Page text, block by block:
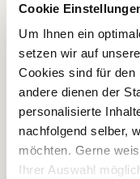
Cookie
Um Ihnen ein
setzen wir auf
Cookies sind für den
andere dienen der
personalisierte
nachfolgend selber,
möchten. Gerne
Ihrer Auswahl
Das Filet wird in den
serviert –
belassen. Es ist aber
Fleischgerichte;
cruda“ (Kalbstatar).